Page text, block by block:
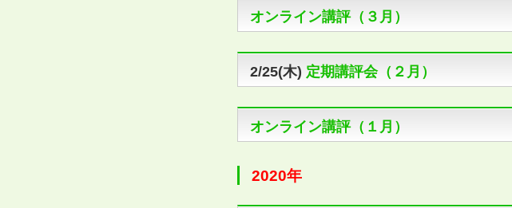
オンライン講評（３月）
2/25(木) 定期講評会（２月）
オンライン講評（１月）
2020年